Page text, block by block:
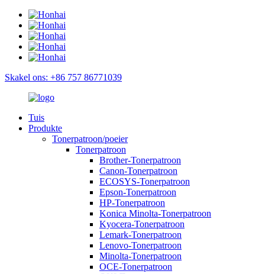
Skakel ons: +86 757 86771039
Tuis
Produkte
Tonerpatroon/poeier
Tonerpatroon
Brother-Tonerpatroon
Canon-Tonerpatroon
ECOSYS-Tonerpatroon
Epson-Tonerpatroon
HP-Tonerpatroon
Konica Minolta-Tonerpatroon
Kyocera-Tonerpatroon
Lemark-Tonerpatroon
Lenovo-Tonerpatroon
Minolta-Tonerpatroon
OCE-Tonerpatroon